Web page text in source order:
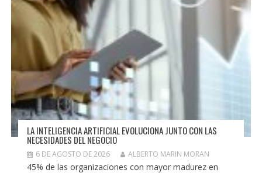
LA INTELIGENCIA ARTIFICIAL EVOLUCIONA JUNTO CON LAS
NECESIDADES DEL NEGOCIO
6 DE AGOSTO DE 2026 ALBERTO MARIN MORAN
45% de las organizaciones con mayor madurez en